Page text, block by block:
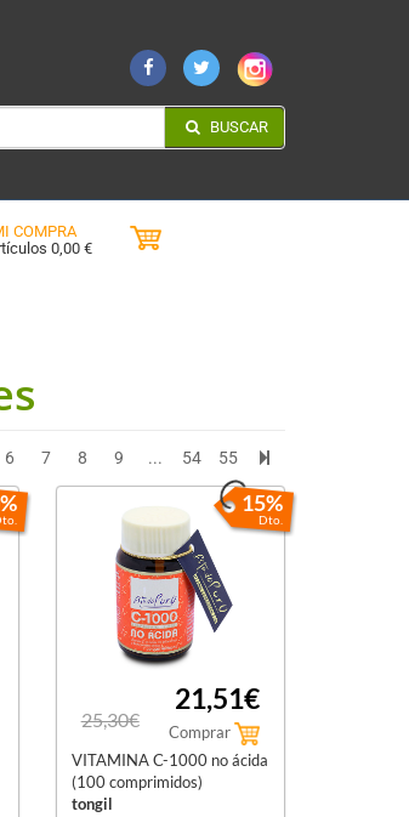
BUSCAR
COMPRA
0,00 €
6 7 8 9 ... 54 55
15%
Dto.
25,30€
21,51€
Comprar
VITAMINA C-1000 no ácida
(100 comprimidos)
tongil